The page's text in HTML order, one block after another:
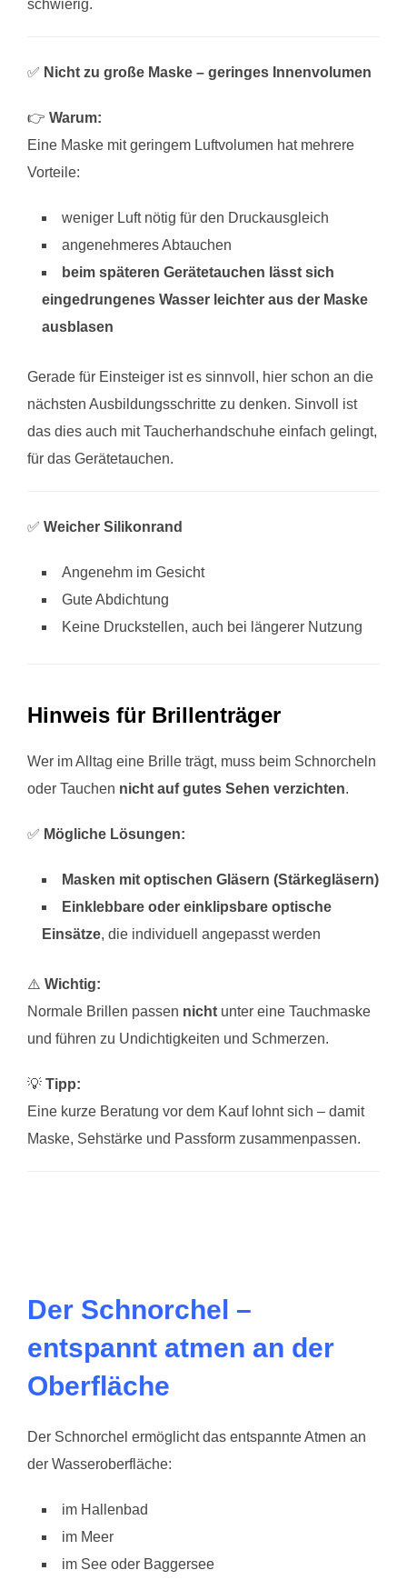
schwierig.
✅ Nicht zu große Maske – geringes Innenvolumen
👉 Warum:
Eine Maske mit geringem Luftvolumen hat mehrere
Vorteile:
weniger Luft nötig für den Druckausgleich
angenehmeres Abtauchen
beim späteren Gerätetauchen lässt sich
eingedrungenes Wasser leichter aus der Maske
ausblasen
Gerade für Einsteiger ist es sinnvoll, hier schon an die
nächsten Ausbildungsschritte zu denken. Sinvoll ist
das dies auch mit Taucherhandschuhe einfach gelingt,
für das Gerätetauchen.
✅ Weicher Silikonrand
Angenehm im Gesicht
Gute Abdichtung
Keine Druckstellen, auch bei längerer Nutzung
Hinweis für Brillenträger
Wer im Alltag eine Brille trägt, muss beim Schnorcheln
oder Tauchen nicht auf gutes Sehen verzichten.
✅ Mögliche Lösungen:
Masken mit optischen Gläsern (Stärkegläsern)
Einklebbare oder einklipsbare optische
Einsätze, die individuell angepasst werden
⚠️ Wichtig:
Normale Brillen passen nicht unter eine Tauchmaske
und führen zu Undichtigkeiten und Schmerzen.
💡 Tipp:
Eine kurze Beratung vor dem Kauf lohnt sich – damit
Maske, Sehstärke und Passform zusammenpassen.
Der Schnorchel –
entspannt atmen an der
Oberfläche
Der Schnorchel ermöglicht das entspannte Atmen an
der Wasseroberfläche:
im Hallenbad
im Meer
im See oder Baggersee